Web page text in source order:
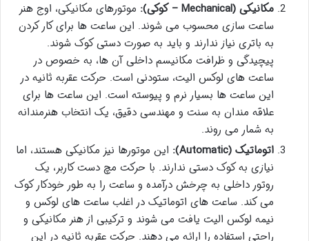
مکانیکی (Mechanical – کوکی):
موتورهای مکانیکی، اوج هنر
ساعت سازی محسوب می شوند. این ساعت ها برای کار کردن
به باتری نیاز ندارند و باید به صورت دستی کوک شوند.
پیچیدگی و ظرافت مکانیسم داخلی آن ها، به خصوص در
ساعت های لوکس الیت، ستودنی است. حرکت عقربه ثانیه در
این ساعت ها بسیار نرم و پیوسته است. این ساعت ها برای
علاقه مندان به سنت و مهندسی دقیق، یک انتخاب هنرمندانه
به شمار می روند.
اتوماتیک (Automatic):
این موتورها نیز مکانیکی هستند، اما
نیازی به کوک دستی ندارند. با حرکت مچ دست کاربر، یک
روتور داخلی به چرخش درآمده و ساعت را به طور خودکار کوک
می کند. ساعت های اتوماتیک در اغلب ساعت های لوکس و
نیمه لوکس الیت یافت می شوند و ترکیبی از هنر مکانیکی و
راحتی استفاده را ارائه می دهند. حرکت عقربه ثانیه در این